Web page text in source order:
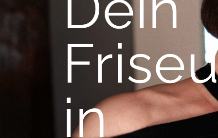
in